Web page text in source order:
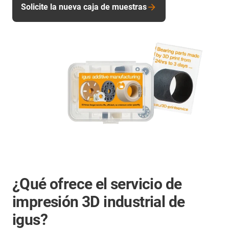
Solicite la nueva caja de muestras
¿Qué ofrece el servicio de
impresión 3D industrial de
igus?